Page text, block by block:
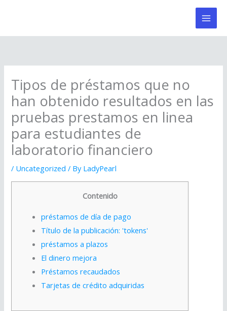
content
Tipos de préstamos que no
han obtenido resultados en las
pruebas prestamos en linea
para estudiantes de
laboratorio financiero
/ Uncategorized / By LadyPearl
Contenido
préstamos de día de pago
Título de la publicación: 'tokens'
préstamos a plazos
El dinero mejora
Préstamos recaudados
Tarjetas de crédito adquiridas